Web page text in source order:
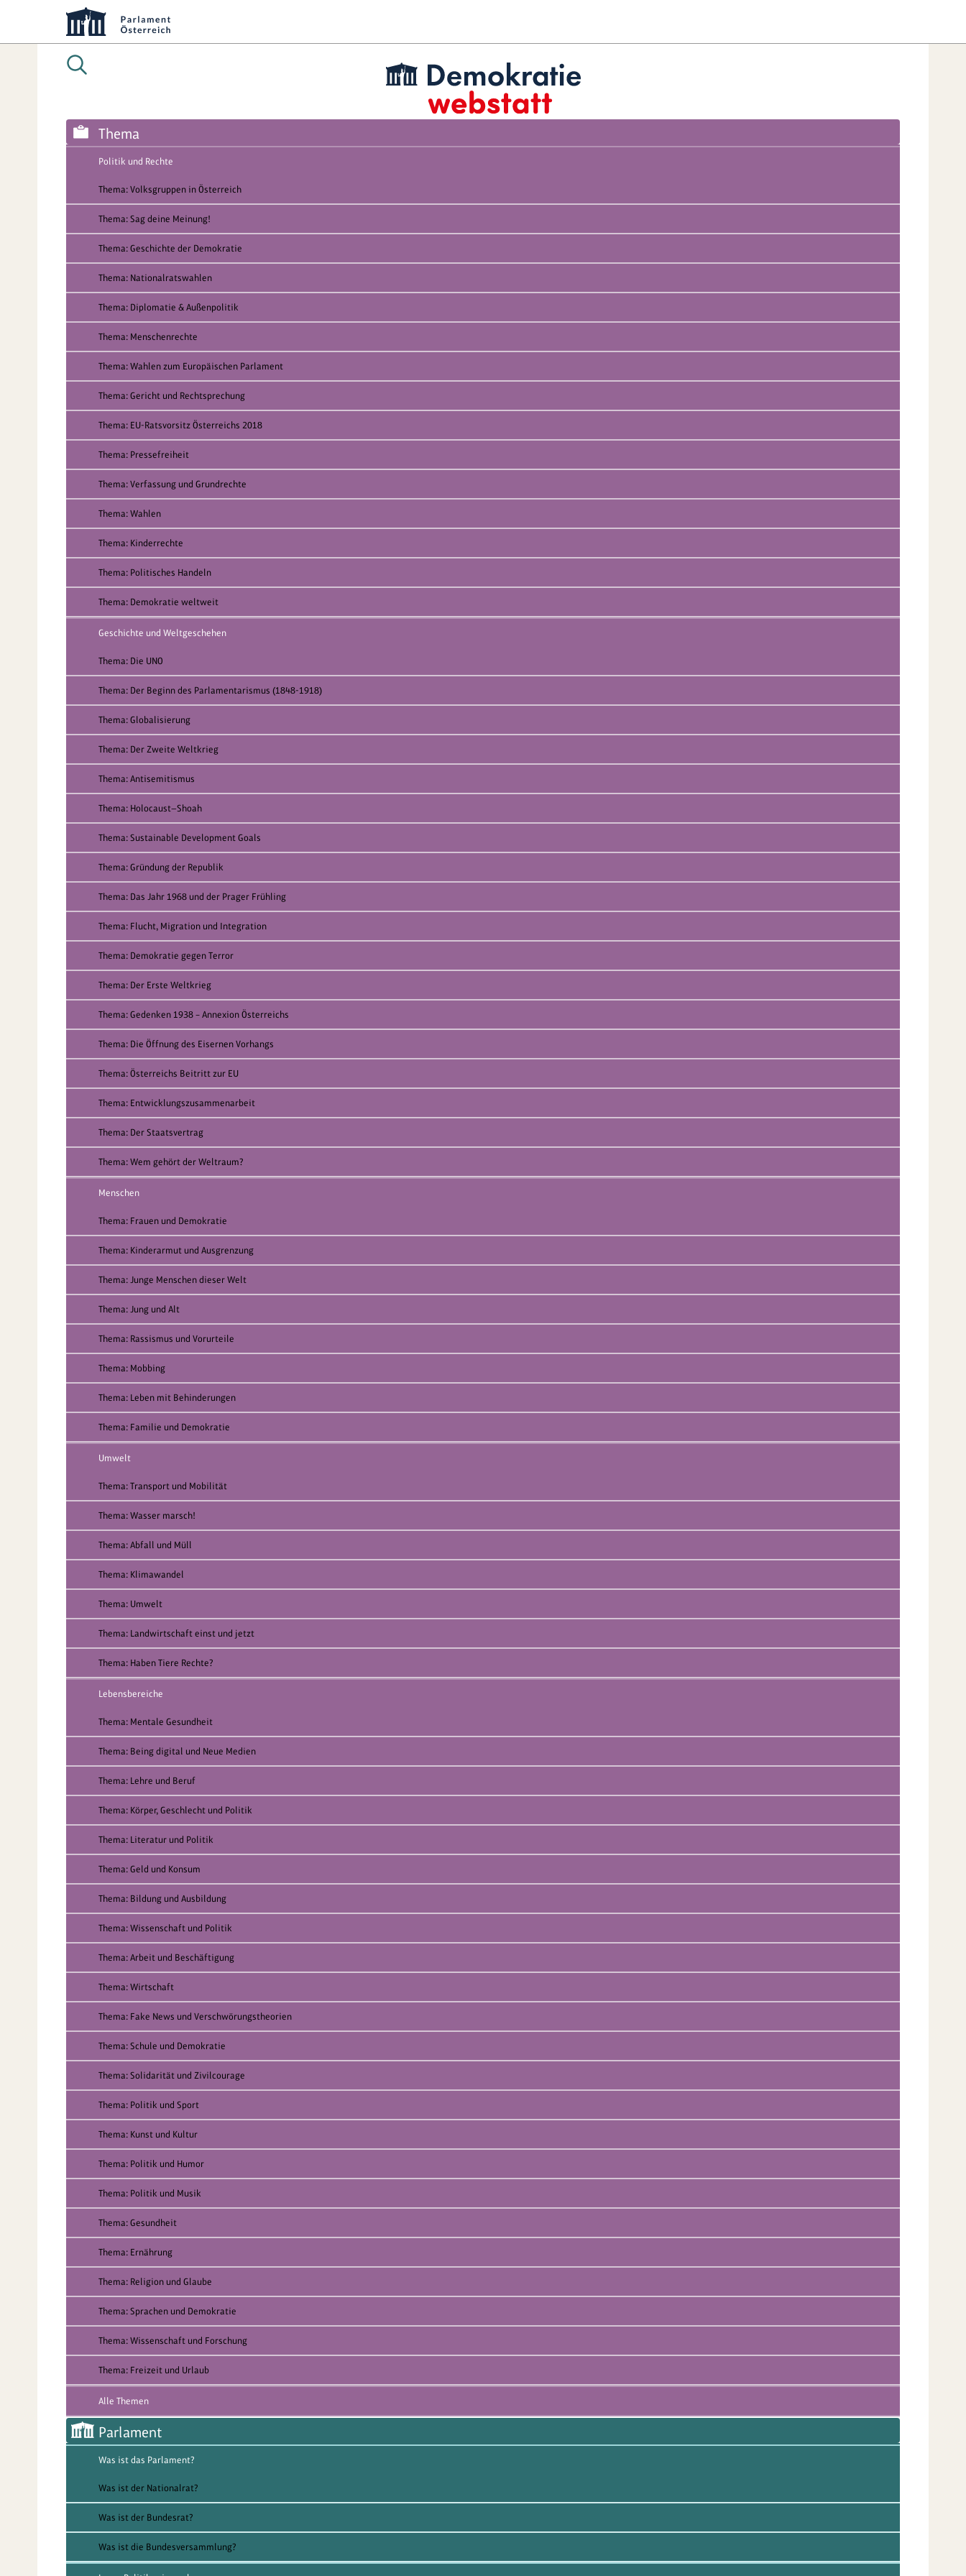
Thema
Politik und Rechte
Thema: Volksgruppen in Österreich
Thema: Sag deine Meinung!
Thema: Geschichte der Demokratie
Thema: Nationalratswahlen
Thema: Diplomatie & Außenpolitik
Thema: Menschenrechte
Thema: Wahlen zum Europäischen Parlament
Thema: Gericht und Rechtsprechung
Thema: EU-Ratsvorsitz Österreichs 2018
Thema: Pressefreiheit
Thema: Verfassung und Grundrechte
Thema: Wahlen
Thema: Kinderrechte
Thema: Politisches Handeln
Thema: Demokratie weltweit
Geschichte und Weltgeschehen
Thema: Die UNO
Thema: Der Beginn des Parlamentarismus (1848-1918)
Thema: Globalisierung
Thema: Der Zweite Weltkrieg
Thema: Antisemitismus
Thema: Holocaust—Shoah
Thema: Sustainable Development Goals
Thema: Gründung der Republik
Thema: Das Jahr 1968 und der Prager Frühling
Thema: Flucht, Migration und Integration
Thema: Demokratie gegen Terror
Thema: Der Erste Weltkrieg
Thema: Gedenken 1938 – Annexion Österreichs
Thema: Die Öffnung des Eisernen Vorhangs
Thema: Österreichs Beitritt zur EU
Thema: Entwicklungszusammenarbeit
Thema: Der Staatsvertrag
Thema: Wem gehört der Weltraum?
Menschen
Thema: Frauen und Demokratie
Thema: Kinderarmut und Ausgrenzung
Thema: Junge Menschen dieser Welt
Thema: Jung und Alt
Thema: Rassismus und Vorurteile
Thema: Mobbing
Thema: Leben mit Behinderungen
Thema: Familie und Demokratie
Umwelt
Thema: Transport und Mobilität
Thema: Wasser marsch!
Thema: Abfall und Müll
Thema: Klimawandel
Thema: Umwelt
Thema: Landwirtschaft einst und jetzt
Thema: Haben Tiere Rechte?
Lebensbereiche
Thema: Mentale Gesundheit
Thema: Being digital und Neue Medien
Thema: Lehre und Beruf
Thema: Körper, Geschlecht und Politik
Thema: Literatur und Politik
Thema: Geld und Konsum
Thema: Bildung und Ausbildung
Thema: Wissenschaft und Politik
Thema: Arbeit und Beschäftigung
Thema: Wirtschaft
Thema: Fake News und Verschwörungstheorien
Thema: Schule und Demokratie
Thema: Solidarität und Zivilcourage
Thema: Politik und Sport
Thema: Kunst und Kultur
Thema: Politik und Humor
Thema: Politik und Musik
Thema: Gesundheit
Thema: Ernährung
Thema: Religion und Glaube
Thema: Sprachen und Demokratie
Thema: Wissenschaft und Forschung
Thema: Freizeit und Urlaub
Alle Themen
Parlament
Was ist das Parlament?
Was ist der Nationalrat?
Was ist der Bundesrat?
Was ist die Bundesversammlung?